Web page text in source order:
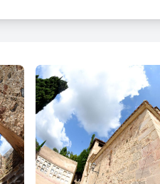
el bisbe Palau declarà la
apuntat amb caps
central, coberta amb volta
volta de creueria i clau al
i en l'altre sobre columnes